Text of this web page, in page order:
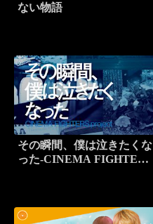
ない物語
その瞬間、僕は泣きたくな
った-CINEMA FIGHTERS